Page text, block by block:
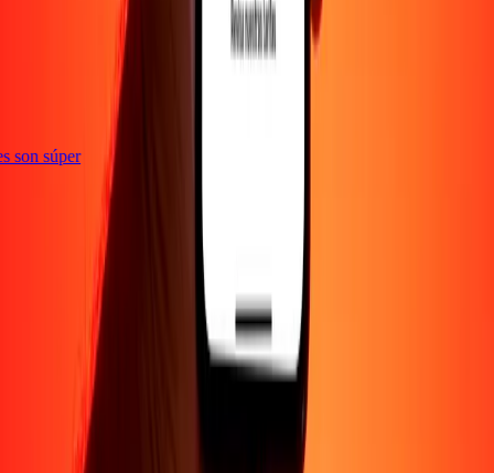
son súper
Blog PromocionesSeguridad
Transferencia internacional de dineroCorporativo
Conviértete en promotor
Política de privacidad
Términos y
condiciones
Centro de ayuda